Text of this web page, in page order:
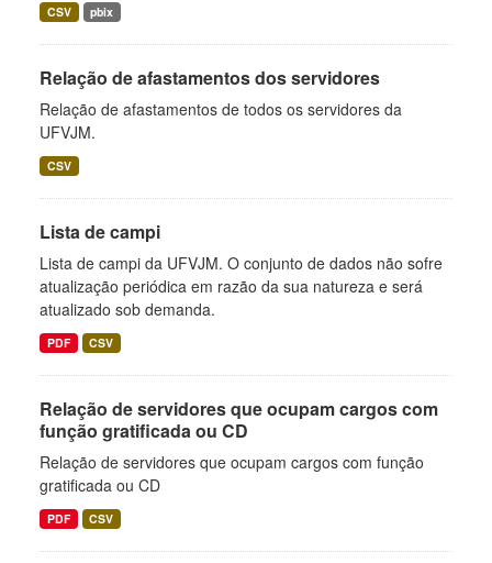
CSV pbix
Relação de afastamentos dos servidores
Relação de afastamentos de todos os servidores da
UFVJM.
CSV
Lista de campi
Lista de campi da UFVJM. O conjunto de dados não sofre
atualização periódica em razão da sua natureza e será
atualizado sob demanda.
PDF CSV
Relação de servidores que ocupam cargos com
função gratificada ou CD
Relação de servidores que ocupam cargos com função
gratificada ou CD
PDF CSV